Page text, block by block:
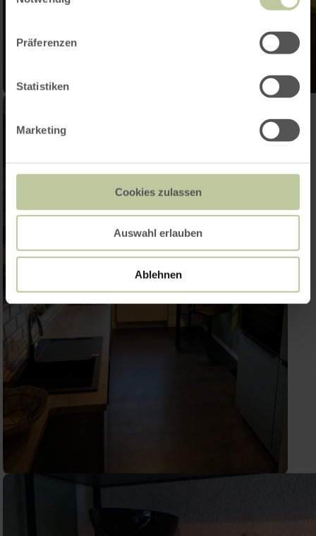
Präferenzen
Statistiken
Marketing
Cookies zulassen
Auswahl erlauben
Ablehnen